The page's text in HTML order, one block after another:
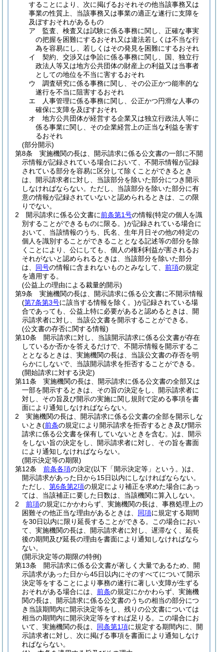
することにより、次に掲げるおそれその他当該事務又は
事業の性質上、当該事務又は事業の適正な遂行に支障を
及ぼすおそれがあるもの
ア
監査、検査又は試験に係る事務に関し、正確な事実
の把握を困難にするおそれ又は違法若しくは不当な行
為を容易にし、若しくはその発見を困難にするおそれ
イ
契約、交渉又は争訟に係る事務に関し、国、独立行
政法人等又は地方公共団体の財産上の利益又は当事者
としての地位を不当に害するおそれ
ウ
調査研究に係る事務に関し、その公正かつ能率的な
遂行を不当に阻害するおそれ
エ
人事管理に係る事務に関し、公正かつ円滑な人事の
確保に支障を及ぼすおそれ
オ
地方公共団体が経営する企業又は独立行政法人等に
係る事業に関し、その企業経営上の正当な利益を害す
るおそれ
(部分開示)
第8条
実施機関の長は、開示請求に係る公文書の一部に不開
示情報が記録されている場合において、不開示情報が記録
されている部分を容易に区分して除くことができるとき
は、開示請求者に対し、当該部分を除いた部分につき開示
しなければならない。 ただし、当該部分を除いた部分に有
意の情報が記録されていないと認められるときは、この限
りでない。
2
開示請求に係る公文書に前条第1号の情報(特定の個人を識
別することができるものに限る。)が記録されている場合に
おいて、当該情報のうち、氏名、生年月日その他の特定の
個人を識別することができることとなる記述等の部分を除
くことにより、公にしても、個人の権利利益が害されるお
それがないと認められるときは、当該部分を除いた部分
は、 同号の情報に含まれないものとみなして、 前項の規定
を適用する。
(公益上の理由による裁量的開示)
第9条
実施機関の長は、開示請求に係る公文書に不開示情報
(第7条第3号に該当する情報を除く。)が記録されている場
合であっても、公益上特に必要があると認めるときは、開
示請求者に対し、当該公文書を開示することができる。
(公文書の存否に関する情報)
第10条
開示請求に対し、当該開示請求に係る公文書が存在
しているか否かを答えるだけで、不開示情報を開示するこ
ととなるときは、実施機関の長は、当該公文書の存否を明
らかにしないで、当該開示請求を拒否することができる。
(開始請求に対する決定)
第11条
実施機関の長は、開示請求に係る公文書の全部又は
一部を開示するときは、その旨の決定をし、開示請求者に
対し、その旨及び開示の実施に関し規則で定める事項を書
面により通知しなければならない。
2
実施機関の長は、開示請求に係る公文書の全部を開示しな
いとき(前条の規定により開示請求を拒否するとき及び開示
請求に係る公文書を保有していないときを含む。)は、開示
をしない旨の決定をし、開示請求者に対し、その旨を書面
により通知しなければならない。
(開示決定等の期限)
第12条
前条各項の決定(以下「開示決定等」という。)は、
開示請求があった日から15日以内にしなければならない。
ただし、 第6条第2項の規定により補正を求めた場合にあっ
ては、当該補正に要した日数は、当該機関に算入しない。
2
前項の規定にかかわらず、実施機関の長は、事務処理上の
困難その他正当な理由があるときは、 同項に規定する期間
を30日以内に限り延長することができる。
この場合におい
て、実施機関の長は、開示請求者に対し、遅滞なく、延長
後の期間及び延長の理由を書面により通知しなければなら
ない。
(開示決定等の期限の特例)
第13条
開示請求に係る公文書が著しく大量であるため、開
示請求があった日から45日以内にそのすべてについて開示
決定等をすることにより事務の遂行に著しい支障が生ずる
おそれがある場合には、 前条の規定にかかわらず、実施機
関の長は、開示請求に係る公文書のうちの相当の部分につ
き当該期間内に開示決定等をし、残りの公文書については
相当の期間内に開示決定等をすれば足りる。
この場合にお
いて、実施機関の長は、 同条第1項に規定する期間内に、開
示請求者に対し、次に掲げる事項を書面により通知しなけ
ればならない。